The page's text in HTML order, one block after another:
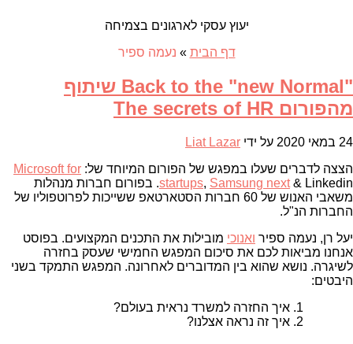
יעוץ עסקי לארגונים בצמיחה
דף הבית » נעמה ספיר
"Back to the "new Normal שיתוף
מהפורום The secrets of HR
24 במאי 2020 על ידי Liat Lazar
הצצה לדברים שעלו במפגש של הפורום המיוחד של: Microsoft for
startups, Samsung next
& Linkedin. בפורום חברות מנהלות
משאבי האנוש של 60 חברות הסטארטאפ ששייכות לפרוטפוליו של
החברות הנ"ל.
יעל רן, נעמה ספיר ואנוכי מובילות את התכנים המקצועים. בפוסט
אנחנו מביאות לכם את סיכום המפגש החמישי שעסק בחזרה
לשיגרה. נושא שהוא בין המדוברים לאחרונה. המפגש התמקד בשני
היבטים:
איך החזרה למשרד נראית בעולם?
איך זה נראה אצלנו?